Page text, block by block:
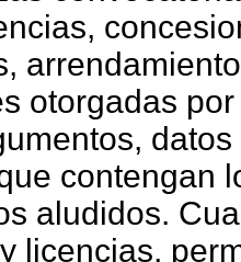
otorgadas
contengan
aludidos.
licencias,